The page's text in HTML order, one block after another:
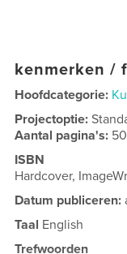
kenmerken /
Hoofdcategorie:
Projectoptie:
Aantal pagina's: 50
ISBN
Hardcover,
Datum publiceren:
Taal English
Trefwoorden